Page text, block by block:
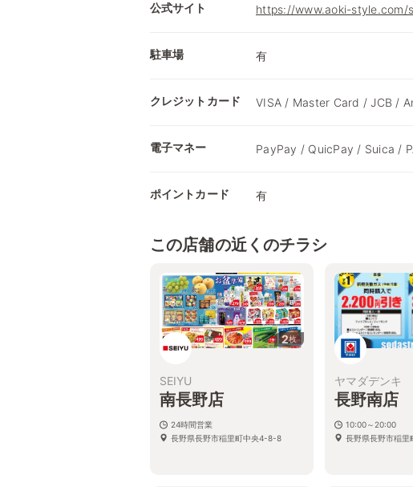
公式サイト https://www.aoki-style.com/
駐車場 有
クレジットカード VISA / Master Card / JCB /
電子マネー PayPay / QuicPay / Suica /
ポイントカード 有
この店舗の近くのチラシ
2枚
SEIYU
南長野店
24時間営業
長野県長野市稲里町中央4-8-8
ヤマダデンキ
長野南店
10:00～20:00
長野県長野市稲里